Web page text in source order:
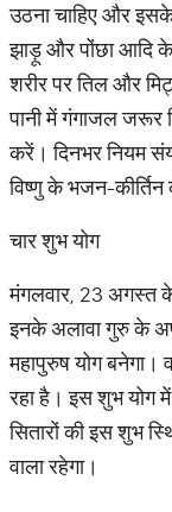
उठना चाहिए और
झाड़ू और पोंछा आदि
शरीर पर तिल और
पानी में गंगाजल जरूर
करें। दिनभर नियम
विष्णु के भजन-कीर्तिन
चार शुभ योग
मंगलवार, 23 अगस्त के
इनके अलावा गुरु के
महापुरुष योग बनेगा।
रहा है। इस शुभ योग
सितारों की इस शुभ
वाला रहेगा।